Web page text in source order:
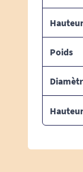
Hauteur
Poids